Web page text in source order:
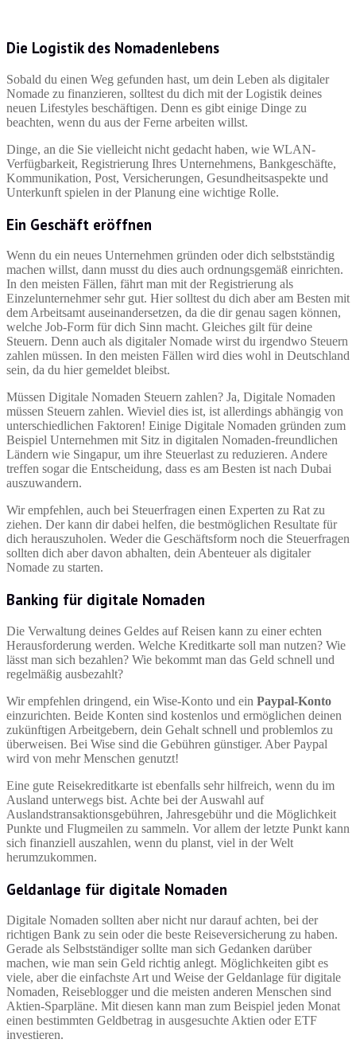
Die Logistik des Nomadenlebens
Sobald du einen Weg gefunden hast, um dein Leben als digitaler
Nomade zu finanzieren, solltest du dich mit der Logistik deines
neuen Lifestyles beschäftigen. Denn es gibt einige Dinge zu
beachten, wenn du aus der Ferne arbeiten willst.
Dinge, an die Sie vielleicht nicht gedacht haben, wie WLAN-
Verfügbarkeit, Registrierung Ihres Unternehmens, Bankgeschäfte,
Kommunikation, Post, Versicherungen, Gesundheitsaspekte und
Unterkunft spielen in der Planung eine wichtige Rolle.
Ein Geschäft eröffnen
Wenn du ein neues Unternehmen gründen oder dich selbstständig
machen willst, dann musst du dies auch ordnungsgemäß einrichten.
In den meisten Fällen, fährt man mit der Registrierung als
Einzelunternehmer sehr gut. Hier solltest du dich aber am Besten mit
dem Arbeitsamt auseinandersetzen, da die dir genau sagen können,
welche Job-Form für dich Sinn macht. Gleiches gilt für deine
Steuern. Denn auch als digitaler Nomade wirst du irgendwo Steuern
zahlen müssen. In den meisten Fällen wird dies wohl in Deutschland
sein, da du hier gemeldet bleibst.
Müssen Digitale Nomaden Steuern zahlen? Ja, Digitale Nomaden
müssen Steuern zahlen. Wieviel dies ist, ist allerdings abhängig von
unterschiedlichen Faktoren! Einige Digitale Nomaden gründen zum
Beispiel Unternehmen mit Sitz in digitalen Nomaden-freundlichen
Ländern wie Singapur, um ihre Steuerlast zu reduzieren. Andere
treffen sogar die Entscheidung, dass es am Besten ist nach Dubai
auszuwandern.
Wir empfehlen, auch bei Steuerfragen einen Experten zu Rat zu
ziehen. Der kann dir dabei helfen, die bestmöglichen Resultate für
dich herauszuholen. Weder die Geschäftsform noch die Steuerfragen
sollten dich aber davon abhalten, dein Abenteuer als digitaler
Nomade zu starten.
Banking für digitale Nomaden
Die Verwaltung deines Geldes auf Reisen kann zu einer echten
Herausforderung werden. Welche Kreditkarte soll man nutzen? Wie
lässt man sich bezahlen? Wie bekommt man das Geld schnell und
regelmäßig ausbezahlt?
Wir empfehlen dringend, ein Wise-Konto und ein Paypal-Konto
einzurichten. Beide Konten sind kostenlos und ermöglichen deinen
zukünftigen Arbeitgebern, dein Gehalt schnell und problemlos zu
überweisen. Bei Wise sind die Gebühren günstiger. Aber Paypal
wird von mehr Menschen genutzt!
Eine gute Reisekreditkarte ist ebenfalls sehr hilfreich, wenn du im
Ausland unterwegs bist. Achte bei der Auswahl auf
Auslandstransaktionsgebühren, Jahresgebühr und die Möglichkeit
Punkte und Flugmeilen zu sammeln. Vor allem der letzte Punkt kann
sich finanziell auszahlen, wenn du planst, viel in der Welt
herumzukommen.
Geldanlage für digitale Nomaden
Digitale Nomaden sollten aber nicht nur darauf achten, bei der
richtigen Bank zu sein oder die beste Reiseversicherung zu haben.
Gerade als Selbstständiger sollte man sich Gedanken darüber
machen, wie man sein Geld richtig anlegt. Möglichkeiten gibt es
viele, aber die einfachste Art und Weise der Geldanlage für digitale
Nomaden, Reiseblogger und die meisten anderen Menschen sind
Aktien-Sparpläne. Mit diesen kann man zum Beispiel jeden Monat
einen bestimmten Geldbetrag in ausgesuchte Aktien oder ETF
investieren.